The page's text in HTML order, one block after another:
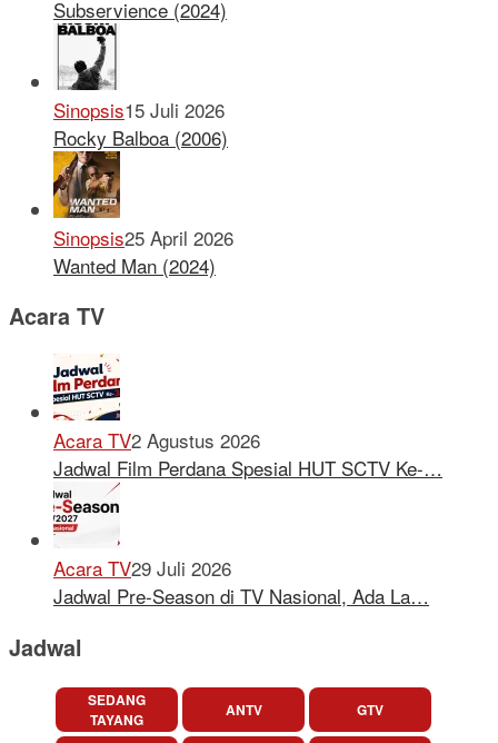
Subservience (2024)
Sinopsis15 Juli 2026
Rocky Balboa (2006)
Sinopsis25 April 2026
Wanted Man (2024)
Acara TV
Acara TV2 Agustus 2026
Jadwal Film Perdana Spesial HUT SCTV Ke-…
Acara TV29 Juli 2026
Jadwal Pre-Season di TV Nasional, Ada La…
Jadwal
SEDANG
TAYANG
ANTV GTV